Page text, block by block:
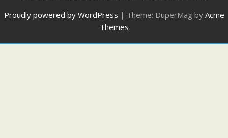
Proudly powered by WordPress | Theme: DuperMag by Acme
Themes